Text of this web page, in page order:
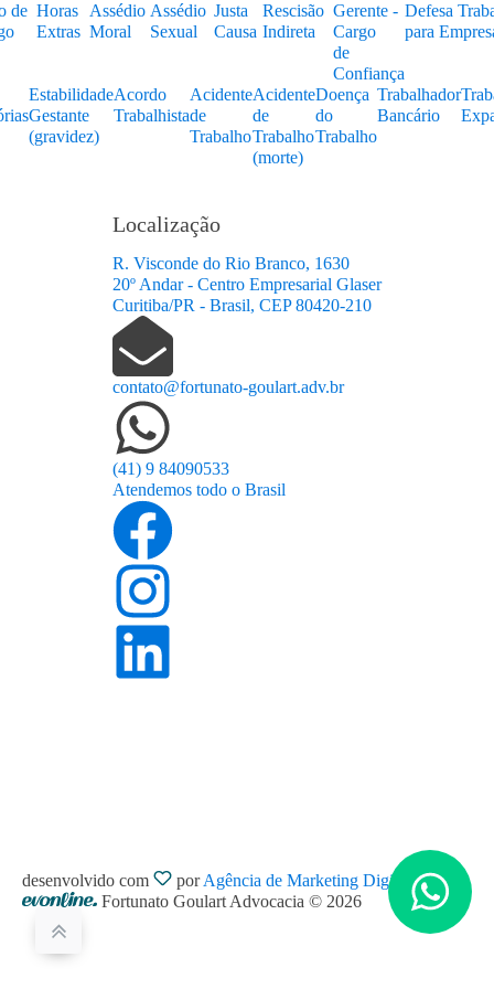
de Horas
Extras
Assédio
Moral
Assédio
Sexual
Justa
Causa
Rescisão
Indireta
Gerente -
Cargo
de
Confiança
Defesa
para
Estabilidade
Gestante
(gravidez)
Acordo
Trabalhista
Acidente
de
Trabalho
Acidente
de
Trabalho
(morte)
Doença
do
Trabalho
Trabalhador
Bancário
Localização
R. Visconde do Rio Branco, 1630
20º Andar - Centro Empresarial Glaser
Curitiba/PR - Brasil, CEP 80420-210
contato@fortunato-goulart.adv.br
(41) 9 84090533
Atendemos todo o Brasil
desenvolvido com porAgência de Marketing Digital
Fortunato Goulart Advocacia © 2026